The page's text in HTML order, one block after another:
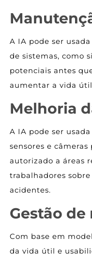
A IA pode ser
de sistemas, como
potenciais antes
aumentar a vida
Melhoria
A IA pode ser
sensores e
autorizado a áreas
trabalhadores
acidentes.
Gestão de
Com base em
da vida útil e